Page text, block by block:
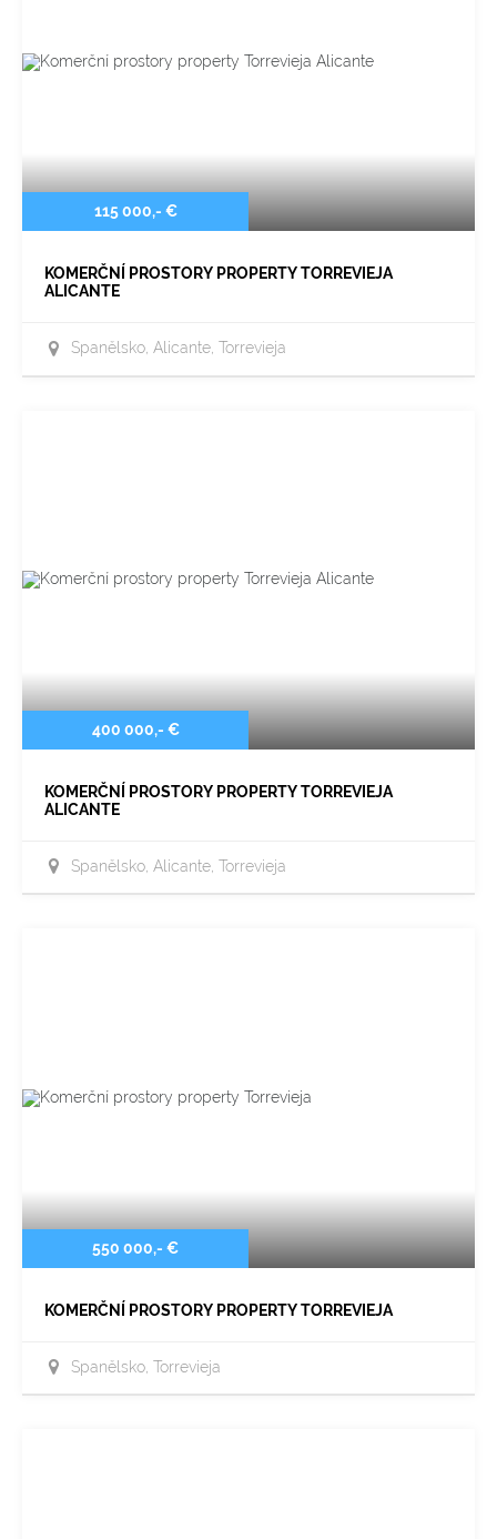
115 000,- €
KOMERČNÍ PROSTORY PROPERTY TORREVIEJA
ALICANTE
Španělsko, Alicante, Torrevieja
400 000,- €
KOMERČNÍ PROSTORY PROPERTY TORREVIEJA
ALICANTE
Španělsko, Alicante, Torrevieja
550 000,- €
KOMERČNÍ PROSTORY PROPERTY TORREVIEJA
Španělsko, Torrevieja